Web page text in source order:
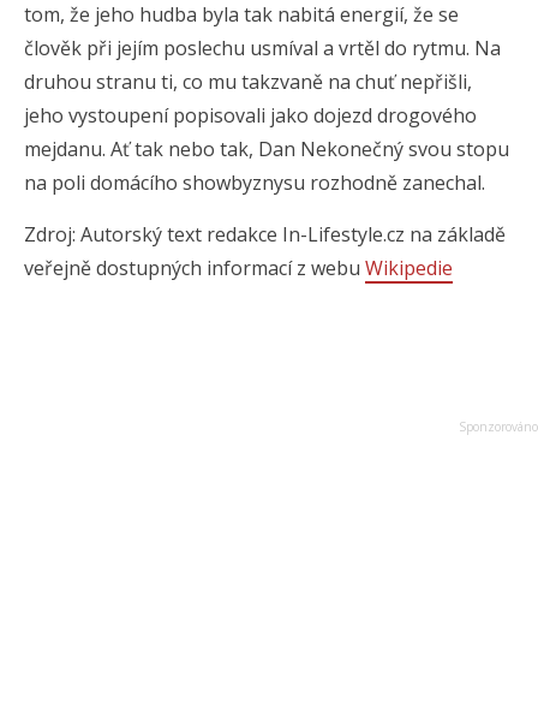
tom, že jeho hudba byla tak nabitá energií, že se
člověk při jejím poslechu usmíval a vrtěl do rytmu. Na
druhou stranu ti, co mu takzvaně na chuť nepřišli,
jeho vystoupení popisovali jako dojezd drogového
mejdanu. Ať tak nebo tak, Dan Nekonečný svou stopu
na poli domácího showbyznysu rozhodně zanechal.
Zdroj: Autorský text redakce In-Lifestyle.cz na základě
veřejně dostupných informací z webu Wikipedie